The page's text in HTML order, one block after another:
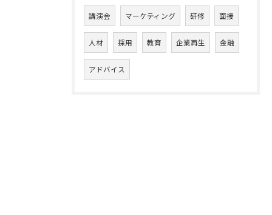
講演会 マーケティング 研修 面接
人材 採用 教育 企業再生 金融
アドバイス